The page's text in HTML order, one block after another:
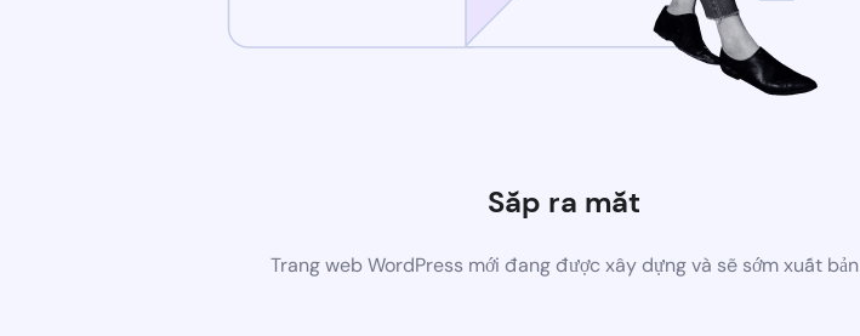
Sắp ra mắt
Trang web WordPress mới đang được xây dựng và sẽ sớm xuất bản